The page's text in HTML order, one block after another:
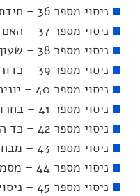
ניסוי מספר 36 – חידת החומצות
ניסוי מספר 37 – האם הסוכר בוער באוויר?
ניסוי מספר 38 – שעון כימי
ניסוי מספר 39 – כדורים וחוטים
ניסוי מספר 40 – יונים ב"מתח"
ניסוי מספר 41 – בחרו מסלול
ניסוי מספר 42 – כד הקסם
ניסוי מספר 43 – מבחנות הקסם
ניסוי מספר 44 – מסמרים וחלודה
ניסוי מספר 45 – ניסוי בצלחת פטרי